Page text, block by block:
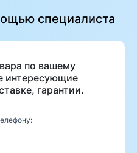
специалиста
по вашему
интересующие
гарантии.